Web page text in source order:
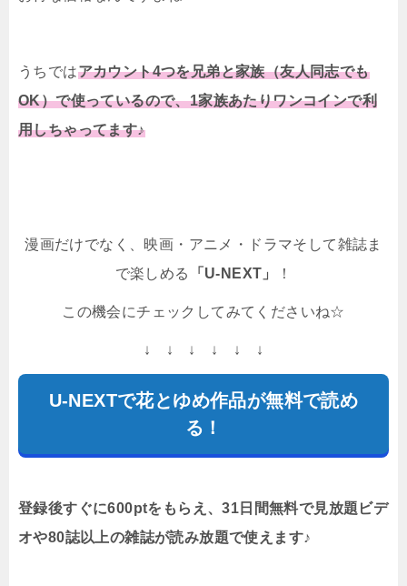
うちではアカウント4つを兄弟と家族（友人同志でも
OK）で使っているので、1家族あたりワンコインで利
用しちゃってます♪
漫画だけでなく、映画・アニメ・ドラマそして雑誌ま
で楽しめる
「U-NEXT」 ！
この機会にチェックしてみてくださいね☆
↓ ↓ ↓ ↓ ↓ ↓
U-NEXTで花とゆめ作品が無料で読め
る！
登録後すぐに600ptをもらえ、31日間無料で見放題ビデ
オや80誌以上の雑誌が読み放題で使えます♪